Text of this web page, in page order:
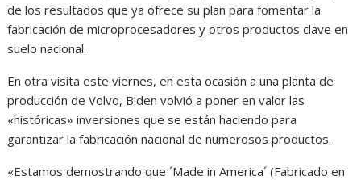
de los resultados que ya ofrece su plan para fomentar la
fabricación de microprocesadores y otros productos clave en
suelo nacional.
En otra visita este viernes, en esta ocasión a una planta de
producción de Volvo, Biden volvió a poner en valor las
«históricas» inversiones que se están haciendo para
garantizar la fabricación nacional de numerosos productos.
«Estamos demostrando que ´Made in America´ (Fabricado en